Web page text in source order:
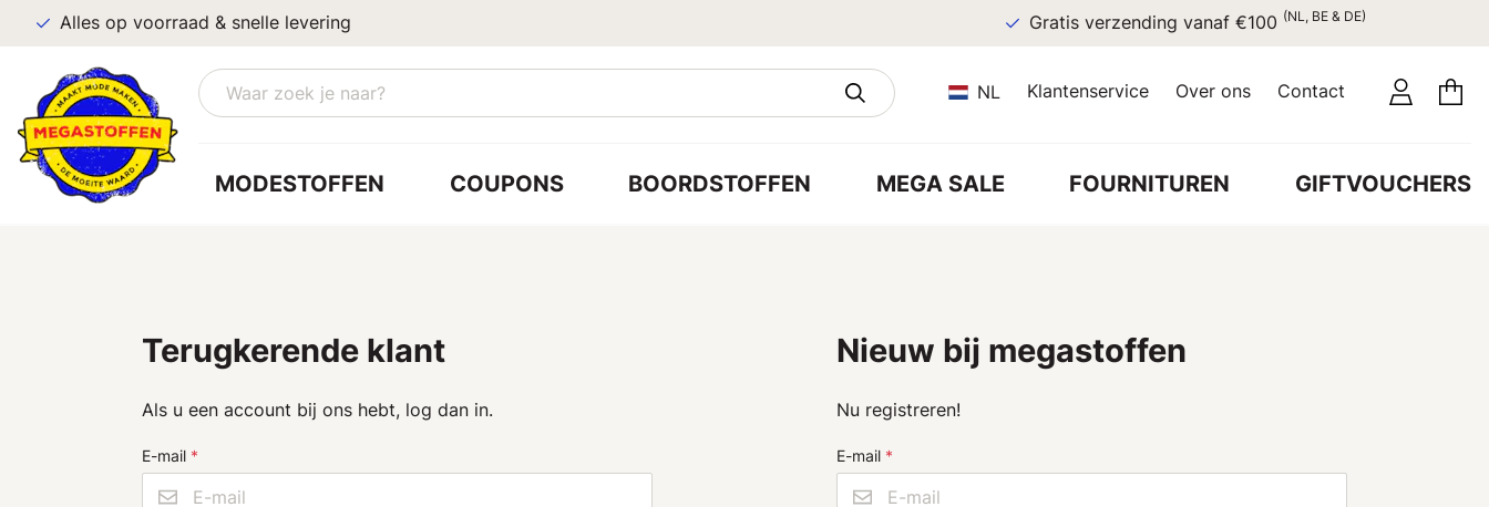
Alles op voorraad & snelle levering Gratis verzending vanaf €100 (NL, BE & DE)
NL Klantenservice Over ons Contact
MODESTOFFEN COUPONS BOORDSTOFFEN MEGA SALE FOURNITUREN GIFTVOUCHERS
Terugkerende klant
Als u een account bij ons hebt, log dan in.
E-mail
Nieuw bij megastoffen
Nu registreren!
E-mail